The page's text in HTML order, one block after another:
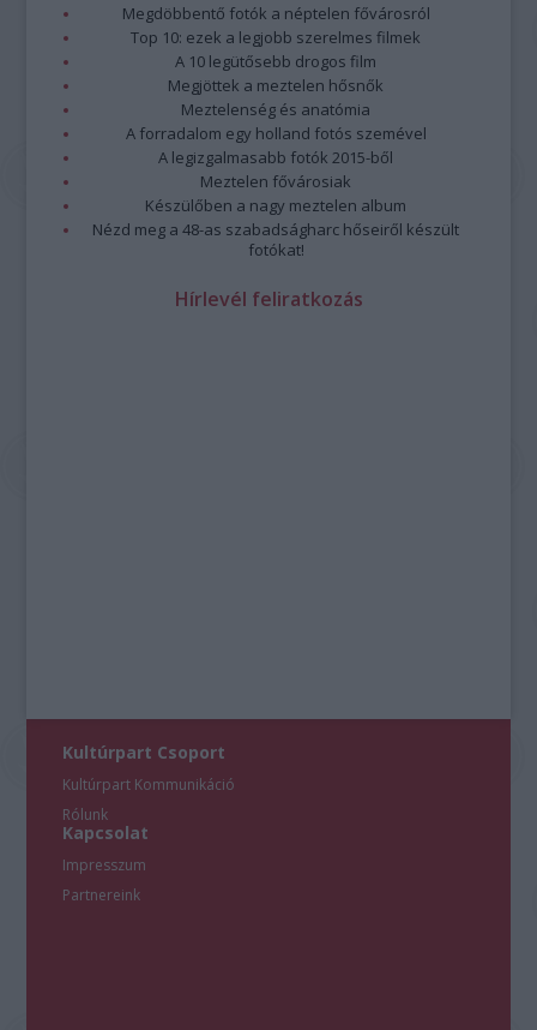
Megdöbbentő fotók a néptelen fővárosról
Top 10: ezek a legjobb szerelmes filmek
A 10 legütősebb drogos film
Megjöttek a meztelen hősnők
Meztelenség és anatómia
A forradalom egy holland fotós szemével
A legizgalmasabb fotók 2015-ből
Meztelen fővárosiak
Készülőben a nagy meztelen album
Nézd meg a 48-as szabadságharc hőseiről készült
fotókat!
Hírlevél feliratkozás
Kultúrpart Csoport
Kultúrpart Kommunikáció
Rólunk
Kapcsolat
Impresszum
Partnereink